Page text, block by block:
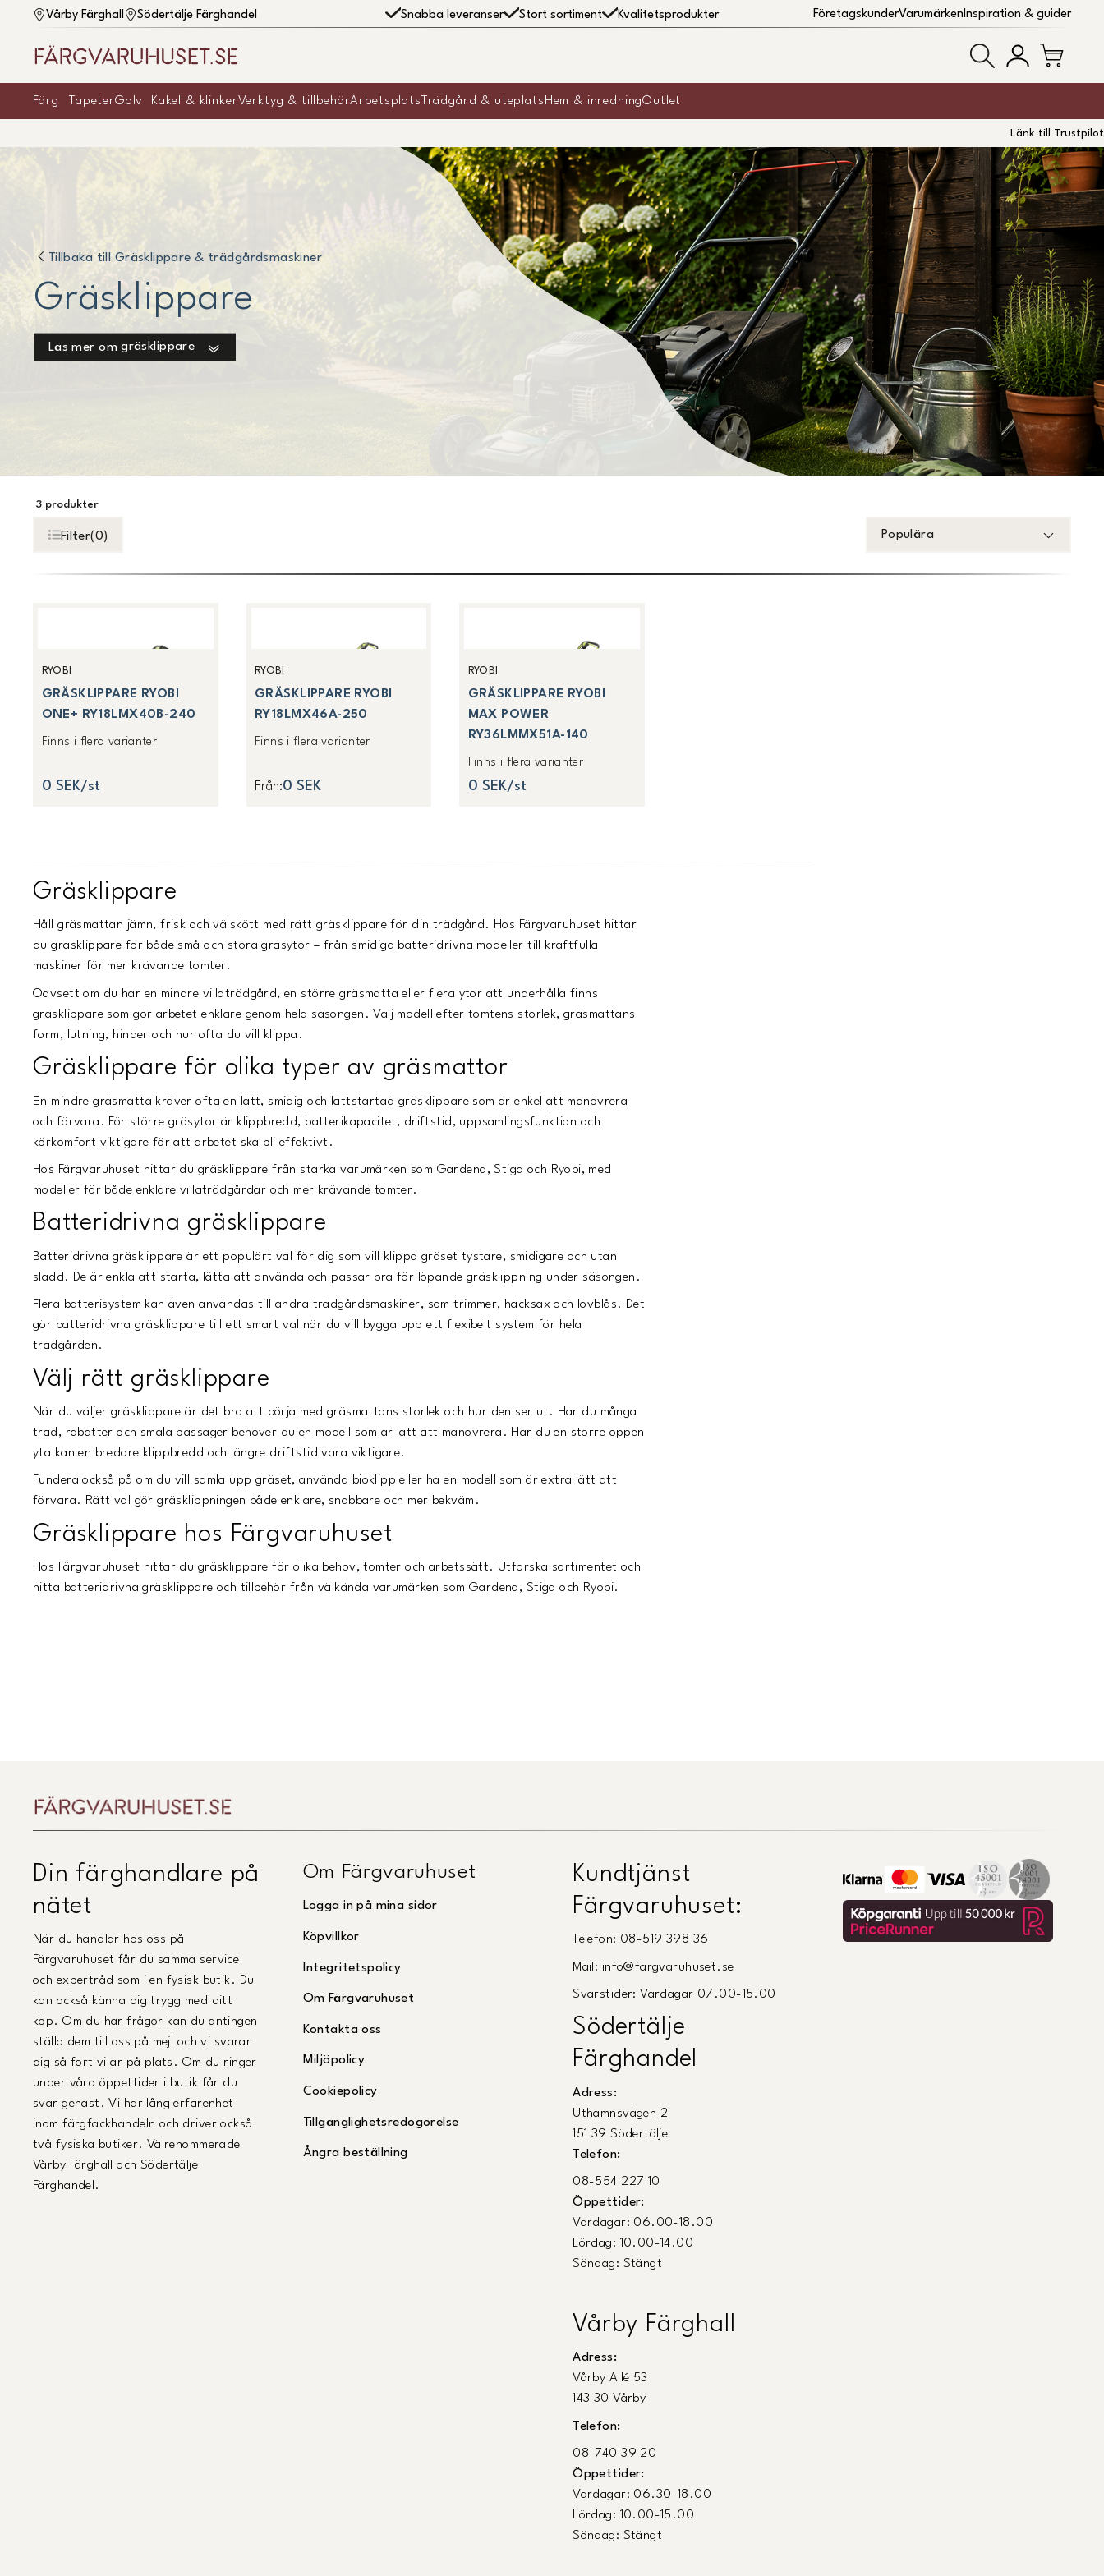
Vårby Färghall Södertälje Färghandel Snabba leveranser Stort sortiment Kvalitetsprodukter FöretagskunderVarumärkenInspiration & guider
Färg TapeterGolv Kakel & klinkerVerktyg & tillbehörArbetsplats Trädgård & uteplats Hem & inredningOutlet
Länk till Trustpilot
Tillbaka till Gräsklippare & trädgårdsmaskiner
Gräsklippare
Läs mer om gräsklippare
3 produkter
Filter(0) Populära
RYOBI
GRÄSKLIPPARE RYOBI
ONE+ RY18LMX40B-240
Finns i flera varianter
0 SEK/st
RYOBI
GRÄSKLIPPARE RYOBI
RY18LMX46A-250
Finns i flera varianter
Från:0 SEK
RYOBI
GRÄSKLIPPARE RYOBI
MAX POWER
RY36LMMX51A-140
Finns i flera varianter
0 SEK/st
Gräsklippare
Håll gräsmattan jämn, frisk och välskött med rätt gräsklippare för din trädgård. Hos Färgvaruhuset hittar
du gräsklippare för både små och stora gräsytor – från smidiga batteridrivna modeller till kraftfulla
maskiner för mer krävande tomter.
Oavsett om du har en mindre villaträdgård, en större gräsmatta eller flera ytor att underhålla finns
gräsklippare som gör arbetet enklare genom hela säsongen. Välj modell efter tomtens storlek, gräsmattans
form, lutning, hinder och hur ofta du vill klippa.
Gräsklippare för olika typer av gräsmattor
En mindre gräsmatta kräver ofta en lätt, smidig och lättstartad gräsklippare som är enkel att manövrera
och förvara. För större gräsytor är klippbredd, batterikapacitet, driftstid, uppsamlingsfunktion och
körkomfort viktigare för att arbetet ska bli effektivt.
Hos Färgvaruhuset hittar du gräsklippare från starka varumärken som Gardena, Stiga och Ryobi, med
modeller för både enklare villaträdgårdar och mer krävande tomter.
Batteridrivna gräsklippare
Batteridrivna gräsklippare är ett populärt val för dig som vill klippa gräset tystare, smidigare och utan
sladd. De är enkla att starta, lätta att använda och passar bra för löpande gräsklippning under säsongen.
Flera batterisystem kan även användas till andra trädgårdsmaskiner, som trimmer, häcksax och lövblås. Det
gör batteridrivna gräsklippare till ett smart val när du vill bygga upp ett flexibelt system för hela
trädgården.
Välj rätt gräsklippare
När du väljer gräsklippare är det bra att börja med gräsmattans storlek och hur den ser ut. Har du många
träd, rabatter och smala passager behöver du en modell som är lätt att manövrera. Har du en större öppen
yta kan en bredare klippbredd och längre driftstid vara viktigare.
Fundera också på om du vill samla upp gräset, använda bioklipp eller ha en modell som är extra lätt att
förvara. Rätt val gör gräsklippningen både enklare, snabbare och mer bekväm.
Gräsklippare hos Färgvaruhuset
Hos Färgvaruhuset hittar du gräsklippare för olika behov, tomter och arbetssätt. Utforska sortimentet och
hitta batteridrivna gräsklippare och tillbehör från välkända varumärken som Gardena, Stiga och Ryobi.
Din färghandlare på
nätet
När du handlar hos oss på
Färgvaruhuset får du samma service
och expertråd som i en fysisk butik. Du
kan också känna dig trygg med ditt
köp. Om du har frågor kan du antingen
ställa dem till oss på mejl och vi svarar
dig så fort vi är på plats. Om du ringer
under våra öppettider i butik får du
svar genast. Vi har lång erfarenhet
inom färgfackhandeln och driver också
två fysiska butiker. Välrenommerade
Vårby Färghall och Södertälje
Färghandel.
Om Färgvaruhuset
Logga in på mina sidor
Köpvillkor
Integritetspolicy
Om Färgvaruhuset
Kontakta oss
Miljöpolicy
Cookiepolicy
Tillgänglighetsredogörelse
Ångra beställning
Kundtjänst
Färgvaruhuset:
Telefon: 08-519 398 36
Mail: info@fargvaruhuset.se
Svarstider: Vardagar 07.00-15.00
Södertälje
Färghandel
Adress:
Uthamnsvägen 2
151 39 Södertälje
Telefon:
08-554 227 10
Öppettider:
Vardagar: 06.00-18.00
Lördag: 10.00-14.00
Söndag: Stängt
Vårby Färghall
Adress:
Vårby Allé 53
143 30 Vårby
Telefon:
08-740 39 20
Öppettider:
Vardagar: 06.30-18.00
Lördag: 10.00-15.00
Söndag: Stängt